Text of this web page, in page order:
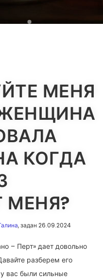
МЕНЯ
КОГДА
МЕНЯ?
, задан 26.09.2024
– Перт» дает довольно
разберем его
вас были сильные